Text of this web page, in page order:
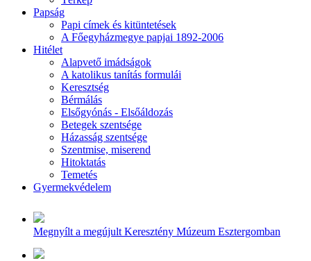
Papság
Papi címek és kitüntetések
A Főegyházmegye papjai 1892-2006
Hitélet
Alapvető imádságok
A katolikus tanítás formulái
Keresztség
Bérmálás
Elsőgyónás - Elsőáldozás
Betegek szentsége
Házasság szentsége
Szentmise, miserend
Hitoktatás
Temetés
Gyermekvédelem
Megnyílt a megújult Keresztény Múzeum Esztergomban